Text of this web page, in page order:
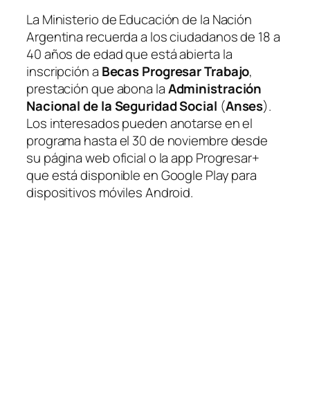
La Ministerio de Educación de la Nación
Argentina recuerda a los ciudadanos de 18 a
40 años de edad que está abierta la
inscripción a Becas Progresar Trabajo,
prestación que abona laAdministración
Nacional de la Seguridad Social (Anses).
Los interesados pueden anotarse en el
programa hasta el 30 de noviembre desde
su página web oficial o la app Progresar+
que está disponible en Google Play para
dispositivos móviles Android.